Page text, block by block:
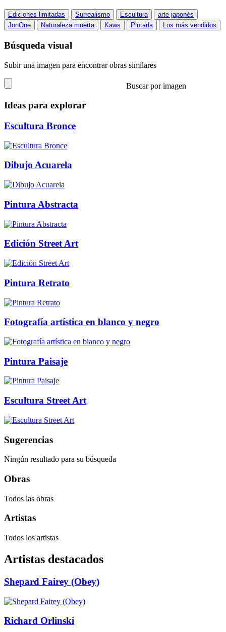
Ediciones limitadas Surrealismo Escultura
arte japonés
JonOne
Naturaleza muerta Kaws Pintada Los más vendidos
Búsqueda visual
Subir una imagen para encontrar obras similares
Buscar por imagen
Ideas para explorar
Escultura Bronce
Dibujo Acuarela
Pintura Abstracta
Edición Street Art
Pintura Retrato
Fotografía artística en blanco y negro
Pintura Paisaje
Escultura Street Art
Sugerencias
Ningún resultado para su búsqueda
Obras
Todos las obras
Artistas
Todos los artistas
Artistas destacados
Shepard Fairey (Obey)
Richard Orlinski